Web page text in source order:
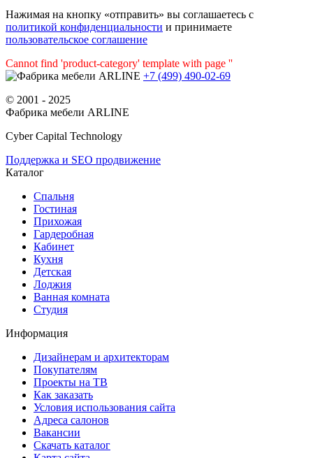
Нажимая на кнопку «отправить» вы соглашаетесь с
политикой конфиденциальности и принимаете
пользовательское соглашение
Cannot find 'product-category' template with page ''
+7 (499) 490-02-69
© 2001 - 2025
Фабрика мебели ARLINE
Cyber Capital Technology
Поддержка и SEO продвижение
Каталог
Спальня
Гостиная
Прихожая
Гардеробная
Кабинет
Кухня
Детская
Лоджия
Ванная комната
Студия
Информация
Дизайнерам и архитекторам
Покупателям
Проекты на ТВ
Как заказать
Условия использования сайта
Адреса салонов
Вакансии
Скачать каталог